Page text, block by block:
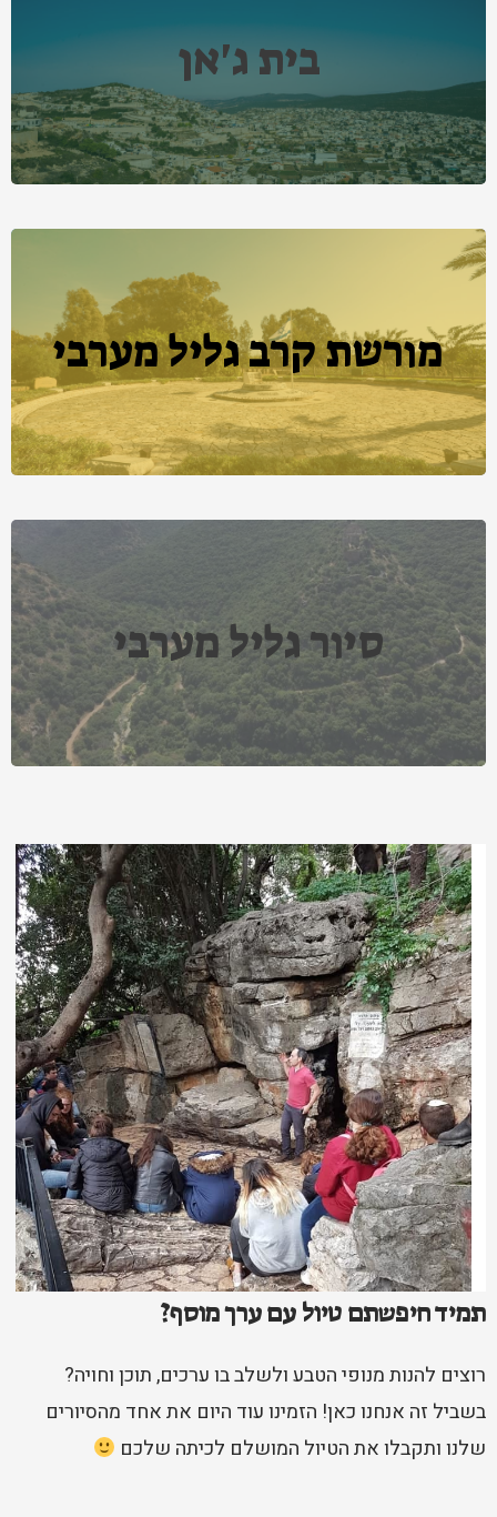
תמיד חיפשתם טיול עם ערך מוסף?
רוצים להנות מנופי הטבע ולשלב בו ערכים, תוכן וחויה?
בשביל זה אנחנו כאן! הזמינו עוד היום את אחד מהסיורים
שלנו ותקבלו את הטיול המושלם לכיתה שלכם
בית ג'אן
מורשת קרב גליל מערבי
סיור גליל מערבי